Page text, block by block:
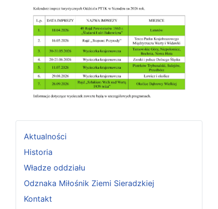
Aktualności
Historia
Władze oddziału
Odznaka Miłośnik Ziemi Sieradzkiej
Kontakt